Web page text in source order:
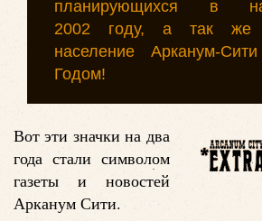
планирующихся в
2002 году, а так же
население Арканум-
Годом!
Вот эти значки на два
года стали символом
газеты и новостей
Арканум Сити.